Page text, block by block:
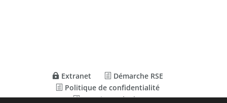
Extranet
Démarche RSE
Politique de confidentialité
Mentions Légales